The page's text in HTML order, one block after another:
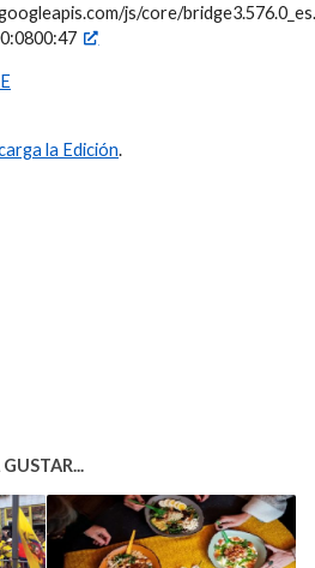
js/core/
la Edición.